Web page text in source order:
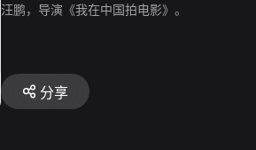
汪鹏，导演《我在中国拍电影》。
分享